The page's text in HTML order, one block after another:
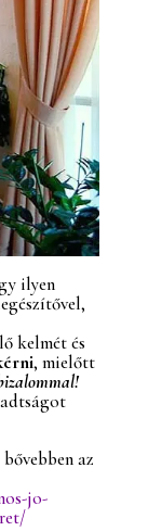
ilyen
kelmét és
, mielőtt
bővebben az
jo-